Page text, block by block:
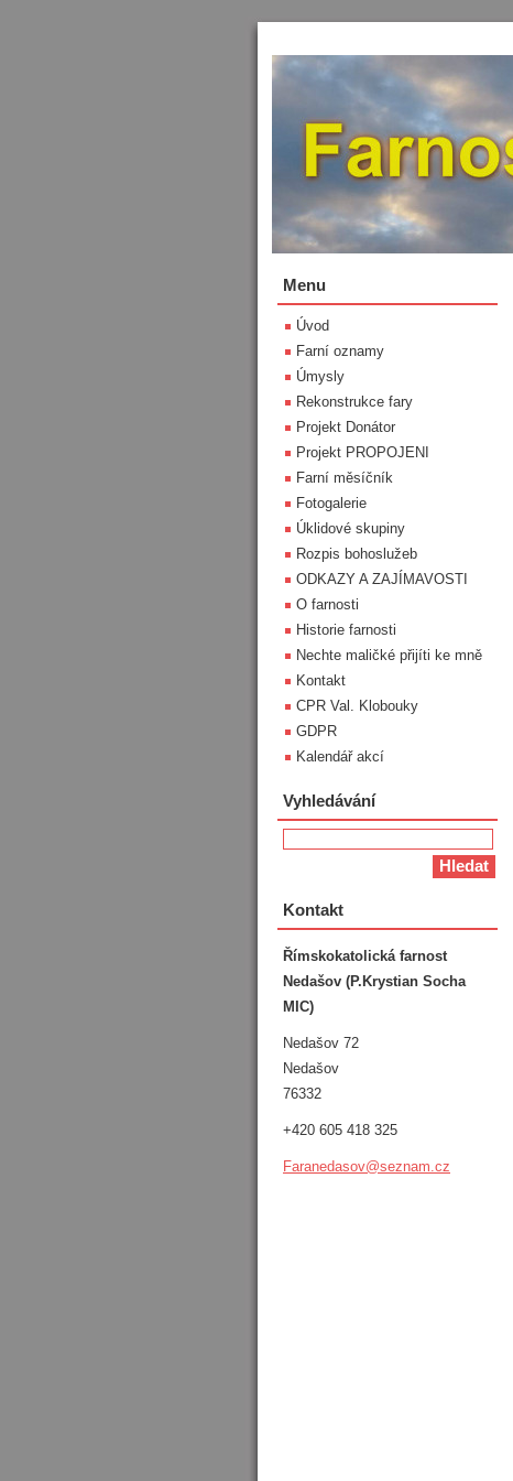
Menu
Úvod
Farní oznamy
Úmysly
Rekonstrukce fary
Projekt Donátor
Projekt PROPOJENI
Farní měsíčník
Fotogalerie
Úklidové skupiny
Rozpis bohoslužeb
ODKAZY A ZAJÍMAVOSTI
O farnosti
Historie farnosti
Nechte maličké přijíti ke mně
Kontakt
CPR Val. Klobouky
GDPR
Kalendář akcí
Vyhledávání
Kontakt
Římskokatolická farnost
Nedašov (P.Krystian Socha
MIC)
Nedašov 72
Nedašov
76332
+420 605 418 325
Faranedasov@seznam.cz